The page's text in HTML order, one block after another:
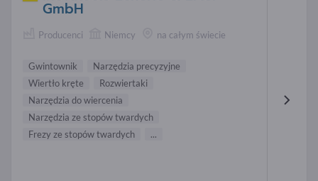
GmbH
Producenci Niemcy na całym świecie
Gwintownik
Narzędzia precyzyjne
Wiertło kręte
Rozwiertaki
Narzędzia do wiercenia
Narzędzia ze stopów twardych
Frezy ze stopów twardych
...